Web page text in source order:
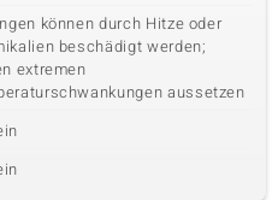
können durch Hitze oder
beschädigt werden;
extremen
aussetzen